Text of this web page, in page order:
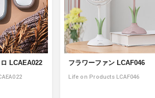
LCAEA022 フラワーファン LCAF046
Life on Products LCAF046